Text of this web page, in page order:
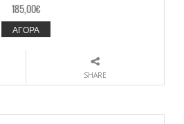
185,00€
ΑΓΟΡΑ
SHARE